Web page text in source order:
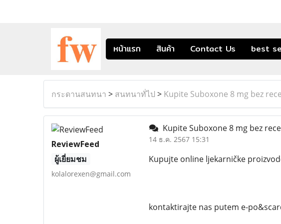
หน้าแรก สินค้า Contact Us best
กระดานสนทนา > สนทนาทั่ไป > Kupite Suboxone 8 mg bez
ReviewFeed
ผู้เยี่ยมชม
kolalorexen@gmail.com
Kupite Suboxone 8 mg bez
14 ธ.ค. 2567 15:31
Kupujte online ljekarničke
kontaktirajte nas putem e-